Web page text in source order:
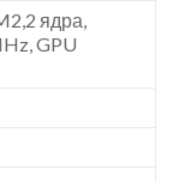
ядра,
GPU